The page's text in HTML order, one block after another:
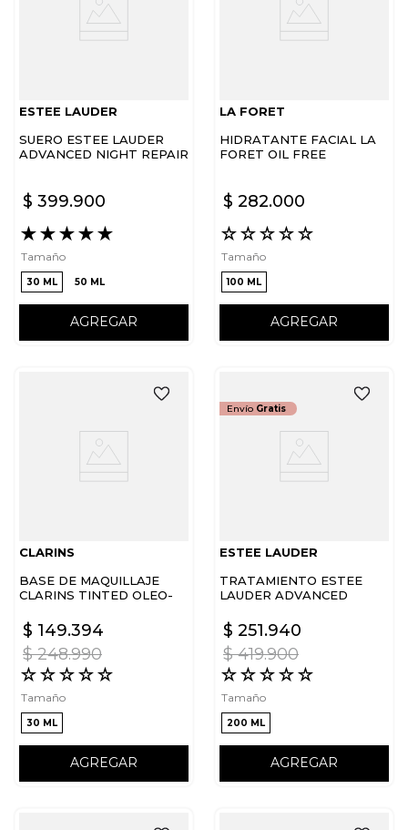
ESTEE LAUDER
SUERO ESTEE LAUDER
ADVANCED NIGHT REPAIR
$ 399.900
★★★★★
Tamaño
30 ML 50 ML
AGREGAR
LA FORET
HIDRATANTE FACIAL LA
FORET OIL FREE
$ 282.000
☆☆☆☆☆
Tamaño
100 ML
AGREGAR
CLARINS
BASE DE MAQUILLAJE
CLARINS TINTED OLEO-
$ 248.990
$ 149.394
☆☆☆☆☆
Tamaño
30 ML
AGREGAR
Envío Gratis
ESTEE LAUDER
TRATAMIENTO ESTEE
LAUDER ADVANCED
$ 419.900
$ 251.940
☆☆☆☆☆
Tamaño
200 ML
AGREGAR